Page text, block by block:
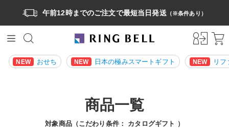
午前12時までのご注文で最短当日発送（※条件あり）
NEW おせち NEW 日本の極みスマートギフト NEW リ
商品一覧
対象商品（こだわり条件： カタログギフト ）